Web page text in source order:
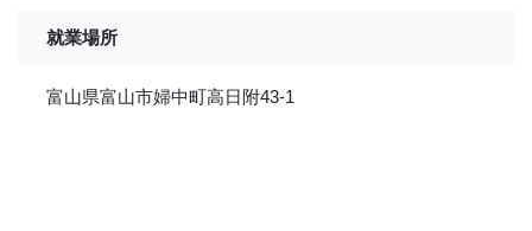
就業場所
富山県富山市婦中町高日附43-1